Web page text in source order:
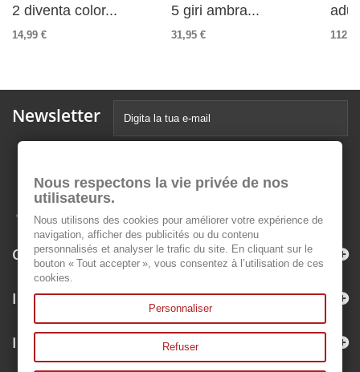
2 diventa color...
14,99 €
5 giri ambra...
31,95 €
Newsletter
Categorie
Informazioni
Il mio account
Nous respectons la vie privée de nos
utilisateurs.
Nous utilisons des cookies pour améliorer votre expérience de
navigation, afficher des publicités ou du contenu
personnalisés et analyser le trafic du site. En cliquant sur le
bouton « Tout accepter », vous consentez à l’utilisation de ces
cookies.
Personnaliser
Refuser